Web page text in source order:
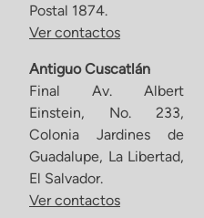
Postal 1874.
Ver contactos
Antiguo Cuscatlán
Final Av. Albert
Einstein, No. 233,
Colonia Jardines de
Guadalupe, La Libertad,
El Salvador.
Ver contactos